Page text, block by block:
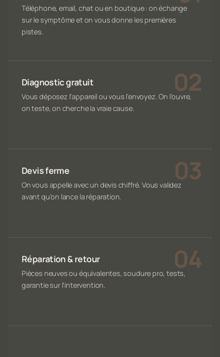
Téléphone, email, chat ou en boutique : on échange
sur le symptôme et on vous donne les premières
pistes.
Diagnostic gratuit
Vous déposez l'appareil ou vous l'envoyez. On l'ouvre,
on teste, on cherche la vraie cause.
Devis ferme
On vous appelle avec un devis chiffré. Vous validez
avant qu'on lance la réparation.
Réparation & retour
Pièces neuves ou équivalentes, soudure pro, tests,
garantie sur l'intervention.